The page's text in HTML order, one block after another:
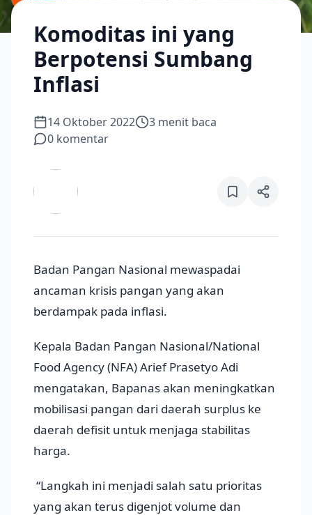
Komoditas ini yang
Berpotensi Sumbang
Inflasi
14 Oktober 2022 3 menit baca
0 komentar
Badan Pangan Nasional mewaspadai
ancaman krisis pangan yang akan
berdampak pada inflasi.
Kepala Badan Pangan Nasional/National
Food Agency (NFA) Arief Prasetyo Adi
mengatakan, Bapanas akan meningkatkan
mobilisasi pangan dari daerah surplus ke
daerah defisit untuk menjaga stabilitas
harga.
“Langkah ini menjadi salah satu prioritas
yang akan terus digenjot volume dan